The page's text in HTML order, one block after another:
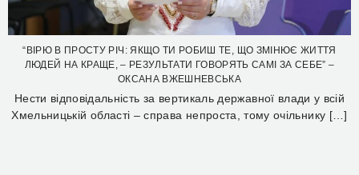
“ВІРЮ В ПРОСТУ РІЧ: ЯКЩО ТИ РОБИШ ТЕ, ЩО ЗМІНЮЄ ЖИТТЯ
ЛЮДЕЙ НА КРАЩЕ, – РЕЗУЛЬТАТИ ГОВОРЯТЬ САМІ ЗА СЕБЕ” –
ОКСАНА ВЖЕШНЕВСЬКА
Нести відповідальність за вертикаль державної влади у всій
Хмельницькій області – справа непроста, тому очільнику […]